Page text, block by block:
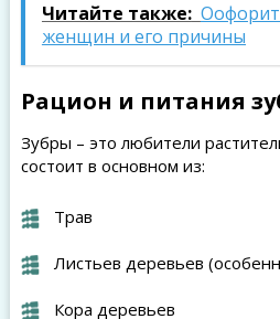
Читайте также:
женщин и его причины
Рацион и питания
Зубры – это любители
состоит в основном из:
Трав
Листьев деревьев
Кора деревьев